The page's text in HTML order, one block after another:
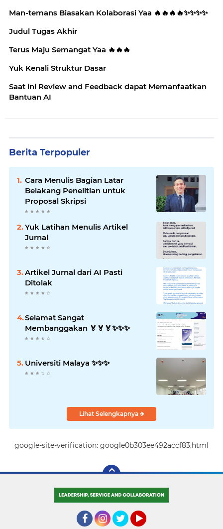
Man-temans Biasakan Kolaborasi Yaa 🔥🔥🔥🔥✨️✨️✨️✨️
Judul Tugas Akhir
Terus Maju Semangat Yaa 🔥🔥🔥
Yuk Kenali Struktur Dasar
Saat ini Review and Feedback dapat Memanfaatkan
Bantuan AI
Berita Terpopuler
Cara Menulis Bagian Latar
Belakang Penelitian untuk
Proposal Skripsi
Yuk Latihan Menulis Artikel
Jurnal
Artikel Jurnal dari AI Pasti
Ditolak
Selamat Sangat
Membanggakan 🏅🏅🏅✨️✨️✨️
Universiti Malaya ✨️✨️✨️
Lihat Selengkapnya
google-site-verification: google0b303ee492accf83.html